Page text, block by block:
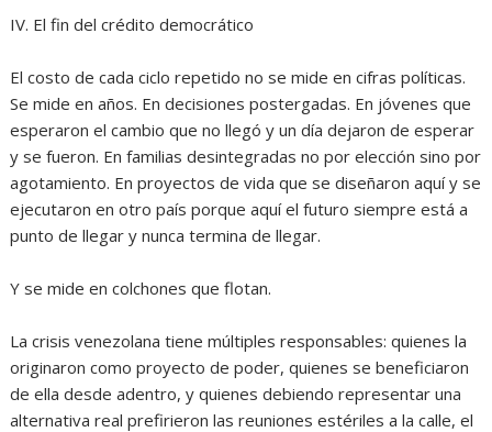
‎IV. El fin del crédito democrático
‎El costo de cada ciclo repetido no se mide en cifras políticas.
Se mide en años. En decisiones postergadas. En jóvenes que
esperaron el cambio que no llegó y un día dejaron de esperar
y se fueron. En familias desintegradas no por elección sino por
agotamiento. En proyectos de vida que se diseñaron aquí y se
ejecutaron en otro país porque aquí el futuro siempre está a
punto de llegar y nunca termina de llegar.
‎Y se mide en colchones que flotan.
‎La crisis venezolana tiene múltiples responsables: quienes la
originaron como proyecto de poder, quienes se beneficiaron
de ella desde adentro, y quienes debiendo representar una
alternativa real prefirieron las reuniones estériles a la calle, el